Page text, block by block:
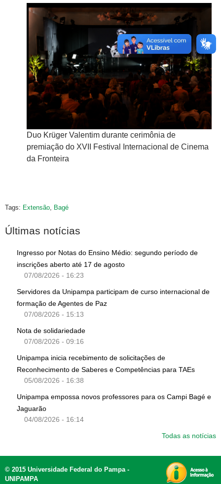
Duo Krüger Valentim durante cerimônia de
premiação do XVII Festival Internacional de Cinema
da Fronteira
Tags: Extensão Bagé
Últimas notícias
Ingresso por Notas do Ensino Médio: segundo período de
inscrições aberto até 17 de agosto
07/08/2026 - 16:23
Servidores da Unipampa participam de curso internacional de
formação de Agentes de Paz
07/08/2026 - 15:13
Nota de solidariedade
07/08/2026 - 09:16
Unipampa inicia recebimento de solicitações de
Reconhecimento de Saberes e Competências para TAEs
05/08/2026 - 16:38
Unipampa empossa novos professores para os Campi Bagé e
Jaguarão
04/08/2026 - 16:14
Todas as notícias
© 2015 Universidade Federal do Pampa -
UNIPAMPA